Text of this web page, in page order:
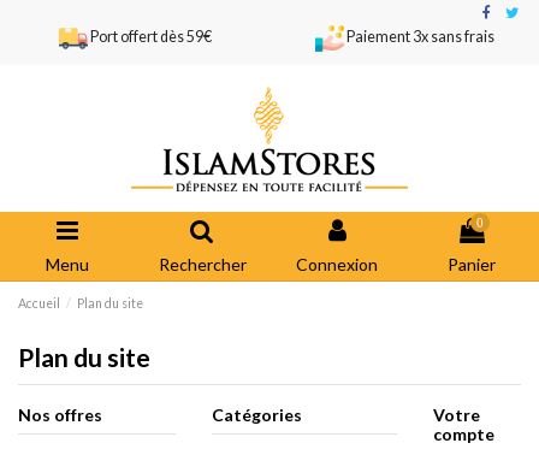
Port offert dès 59€ Paiement 3x sans frais
Menu Rechercher Connexion
0
Panier
Accueil Plan du site
Plan du site
Nos offres Catégories
Votre
compte